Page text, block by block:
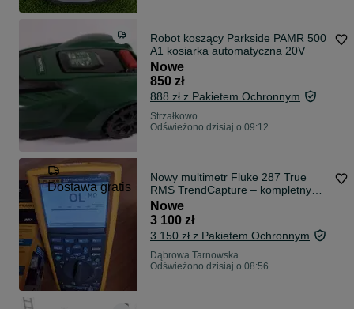
Robot koszący Parkside PAMR 500
A1 kosiarka automatyczna 20V
Nowe
850 zł
888 zł z Pakietem Ochronnym
Strzałkowo
Odświeżono dzisiaj o 09:12
Dostawa gratis
Nowy multimetr Fluke 287 True
RMS TrendCapture – kompletny
zestaw
Nowe
3 100 zł
3 150 zł z Pakietem Ochronnym
Dąbrowa Tarnowska
Odświeżono dzisiaj o 08:56